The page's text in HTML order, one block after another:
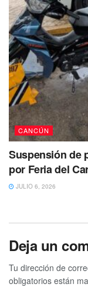
CANCÚN
Suspensión de
por Feria del
JULIO 6, 2026
Deja un
Tu dirección de
obligatorios están